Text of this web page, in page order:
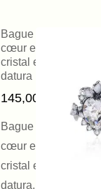
Bague Lika
cœur en
cristal et fleurs
datura
145,00
Bague Lika
cœur en
cristal et fleurs
datura.